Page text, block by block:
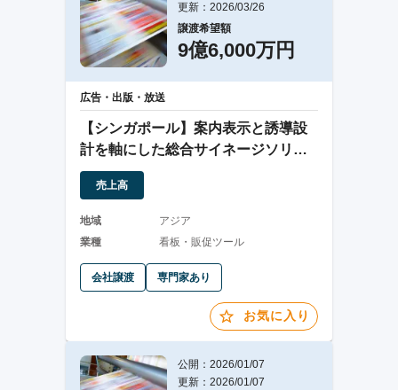
更新：2026/03/26
譲渡希望額
9億6,000万円
広告・出版・放送
【シンガポール】案内表示と誘導設
計を軸にした総合サイネージソリュ
ーション
売上高
地域
アジア
業種
看板・販促ツール
会社譲渡 専門家あり
お気に入り
公開：2026/01/07
更新：2026/01/07